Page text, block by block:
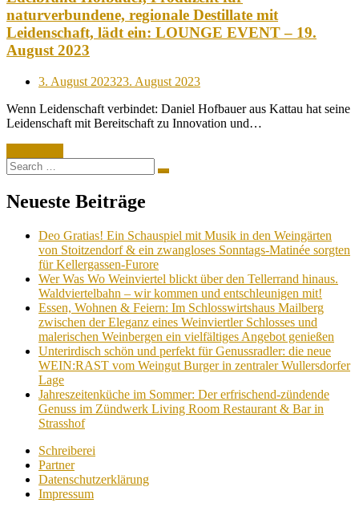
naturverbundene, regionale Destillate mit
Leidenschaft, lädt ein: LOUNGE EVENT – 19.
August 2023
Posted
3. August 202323. August 2023
Wenn Leidenschaft verbindet: Daniel Hofbauer aus Kattau hat seine
Leidenschaft mit Bereitschaft zu Innovation und…
Search
for:
Search
Neueste Beiträge
Deo Gratias! Ein Schauspiel mit Musik in den Weingärten
von Stoitzendorf & ein zwangloses Sonntags-Matinée sorgten
für Kellergassen-Furore
Wer Was Wo Weinviertel blickt über den Tellerrand hinaus.
Waldviertelbahn – wir kommen und entschleunigen mit!
Essen, Wohnen & Feiern: Im Schlosswirtshaus Mailberg
zwischen der Eleganz eines Weinviertler Schlosses und
malerischen Weinbergen ein vielfältiges Angebot genießen
Unterirdisch schön und perfekt für Genussradler: die neue
WEIN:RAST vom Weingut Burger in zentraler Wullersdorfer
Lage
Jahreszeitenküche im Sommer: Der erfrischend-zündende
Genuss im Zündwerk Living Room Restaurant & Bar in
Strasshof
Schreiberei
Partner
Datenschutzerklärung
Impressum